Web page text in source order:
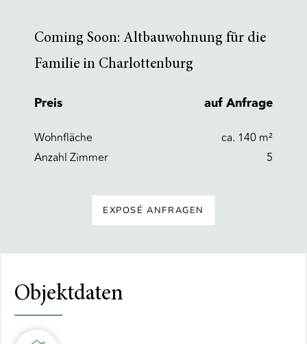
Coming Soon: Altbauwohnung für die
Familie in Charlottenburg
Preis auf Anfrage
Wohnfläche
ca. 140 m²
Anzahl Zimmer
5
EXPOSÉ ANFRAGEN
Objektdaten